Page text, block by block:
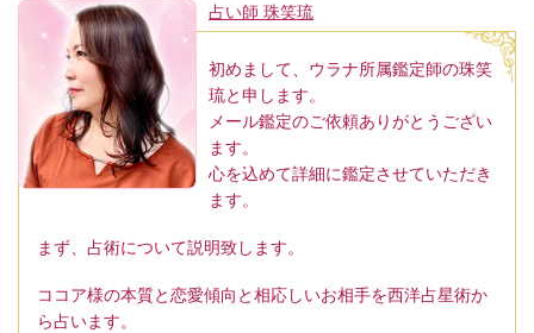
占い師 珠笑琉
初めまして、ウラナ所属鑑定師の珠笑
琉と申します。
メール鑑定のご依頼ありがとうござい
ます。
心を込めて詳細に鑑定させていただき
ます。
まず、占術について説明致します。
ココア様の本質と恋愛傾向と相応しいお相手を西洋占星術か
ら占います。